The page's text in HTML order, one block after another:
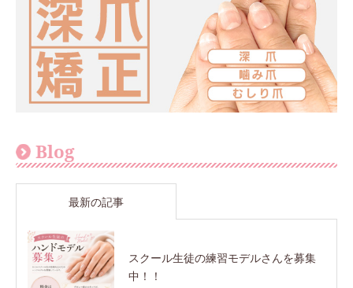
Blog
最新の記事
スクール生徒の練習モデルさんを募集
中！！